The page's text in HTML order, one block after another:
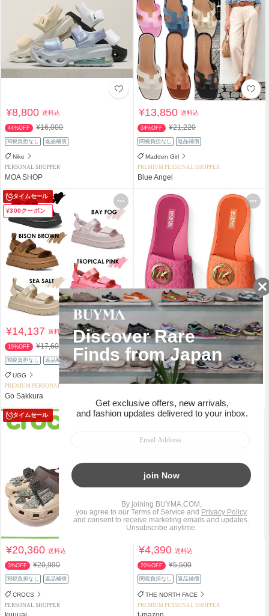
¥8,800送料込
44%OFF ¥16,000
関税負担なし 返品補償
Nike
PERSONAL SHOPPER
MOA SHOP
¥13,850送料込
34%OFF ¥21,220
関税負担なし 返品補償
Madden Girl
PREMIUM PERSONAL SHOPPER
Blue Angel
タイムセール
¥300クーポン
¥14,137送料込
19%OFF ¥17,600
関税負担なし 返品補償 スピード配送
UGG
PREMIUM PERSONAL SHOPPER
Go Sakkura
¥18,990送料込
Michael Kors
PREMIUM PERSONAL SHOPPER
タイムセール
¥20,360送料込
3%OFF ¥20,990
関税負担なし 返品補償
CROCS
PERSONAL SHOPPER
¥4,390送料込
20%OFF ¥5,500
関税負担なし 返品補償
THE NORTH FACE
PREMIUM PERSONAL SHOPPER